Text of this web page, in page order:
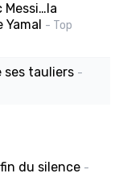
Messi…la
Yamal - Top
ses tauliers -
du silence -